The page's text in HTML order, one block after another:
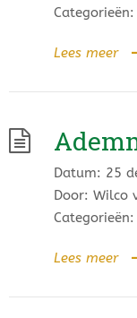
Categorieën:
Lees meer
Datum: 25
Door: Wilco
Categorieën:
Lees meer